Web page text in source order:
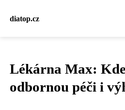
diatop.cz
Lékárna Max:
odbornou péči i